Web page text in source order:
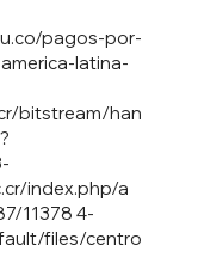
pagos-por-
latina-
bitstream/han
index.php/a
11378 4-
files/centro